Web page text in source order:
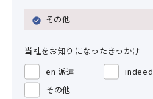
その他
当社をお知りになったきっかけ
en 派遣
indeed
その他